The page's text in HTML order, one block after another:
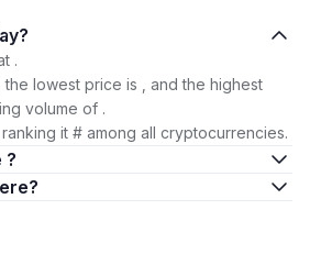
is today?
.
the lowest price is , and the highest
volume of .
it # among all cryptocurrencies.
?
there?